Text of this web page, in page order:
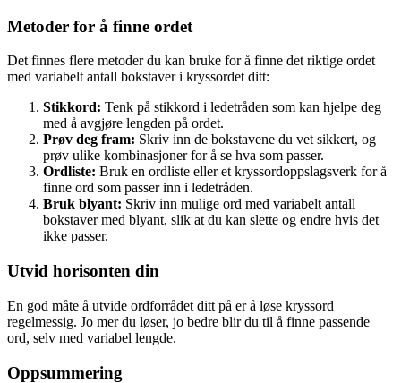
Metoder for å finne ordet
Det finnes flere metoder du kan bruke for å finne det riktige ordet
med variabelt antall bokstaver i kryssordet ditt:
Stikkord: Tenk på stikkord i ledetråden som kan hjelpe deg
med å avgjøre lengden på ordet.
Prøv deg fram: Skriv inn de bokstavene du vet sikkert, og
prøv ulike kombinasjoner for å se hva som passer.
Ordliste: Bruk en ordliste eller et kryssordoppslagsverk for å
finne ord som passer inn i ledetråden.
Bruk blyant: Skriv inn mulige ord med variabelt antall
bokstaver med blyant, slik at du kan slette og endre hvis det
ikke passer.
Utvid horisonten din
En god måte å utvide ordforrådet ditt på er å løse kryssord
regelmessig. Jo mer du løser, jo bedre blir du til å finne passende
ord, selv med variabel lengde.
Oppsummering